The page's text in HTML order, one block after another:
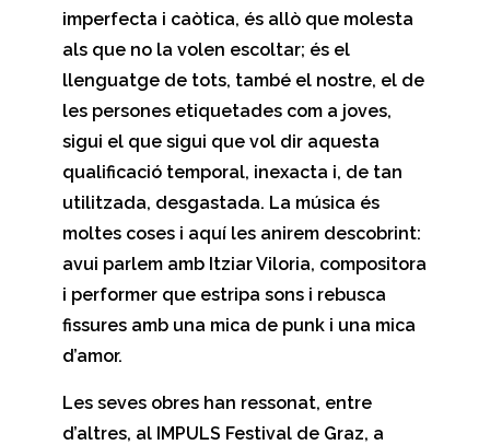
imperfecta i caòtica, és allò que molesta
als que no la volen escoltar; és el
llenguatge de tots, també el nostre, el de
les persones etiquetades com a joves,
sigui el que sigui que vol dir aquesta
qualificació temporal, inexacta i, de tan
utilitzada, desgastada. La música és
moltes coses i aquí les anirem descobrint:
avui parlem amb Itziar Viloria, compositora
i performer que estripa sons i rebusca
fissures amb una mica de punk i una mica
d’amor.
Les seves obres han ressonat, entre
d’altres, al IMPULS Festival de Graz, a